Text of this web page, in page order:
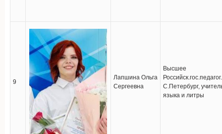
9
Лапшина Ольга
Сергеевна
Высшее
С.Петербург,
языка и литры